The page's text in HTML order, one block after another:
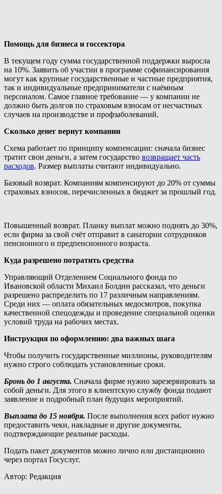
Помощь для бизнеса и госсектора
В текущем году сумма государственной поддержки выросла
на 10%. Заявить об участии в программе софинансирования
могут как крупные государственные и частные предприятия,
так и индивидуальные предприниматели с наёмным
персоналом. Самое главное требование — у компании не
должно быть долгов по страховым взносам от несчастных
случаев на производстве и профзаболеваний.
Сколько денег вернут компании
Схема работает по принципу компенсации: сначала бизнес
тратит свои деньги, а затем государство возвращает часть
расходов. Размер выплаты считают индивидуально.
Базовый возврат. Компаниям компенсируют до 20% от суммы
страховых взносов, перечисленных в бюджет за прошлый год.
Повышенный возврат. Планку выплат можно поднять до 30%,
если фирма за свой счёт отправит в санатории сотрудников
пенсионного и предпенсионного возраста.
Куда разрешено потратить средства
Управляющий Отделением Социального фонда по
Ивановской области Михаил Болдин рассказал, что деньги
разрешено распределить по 17 различным направлениям.
Среди них — оплата обязательных медосмотров, покупка
качественной спецодежды и проведение специальной оценки
условий труда на рабочих местах.
Инструкция по оформлению: два важных шага
Чтобы получить государственные миллионы, руководителям
нужно строго соблюдать установленные сроки.
Бронь до 1 августа. Сначала фирме нужно зарезервировать за
собой деньги. Для этого в клиентскую службу фонда подают
заявление и подробный план будущих мероприятий.
Выплата до 15 ноября. После выполнения всех работ нужно
предоставить чеки, накладные и другие документы,
подтверждающие реальные расходы.
Подать пакет документов можно лично или дистанционно
через портал Госуслуг.
Автор: Редакция